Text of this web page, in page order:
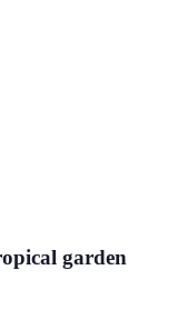
garden